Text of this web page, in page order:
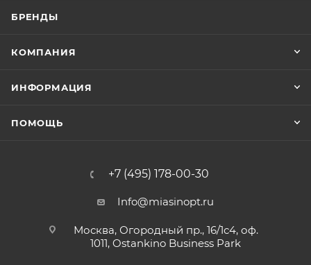
БРЕНДЫ
КОМПАНИЯ
ИНФОРМАЦИЯ
ПОМОЩЬ
+7 (495) 178-00-30
Info@miasinopt.ru
Москва, Огородный пр., 16/1с4, оф.
1011, Ostankino Business Park